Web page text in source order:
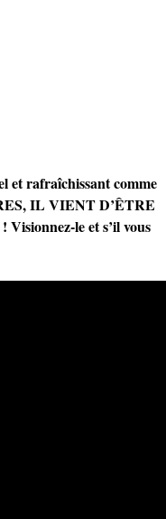
et rafraîchissant comme
IL VIENT D’ÊTRE
le et s’il vous